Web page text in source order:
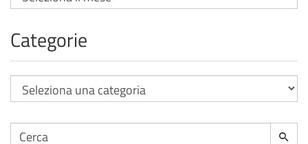
Categorie
per:
Cerca